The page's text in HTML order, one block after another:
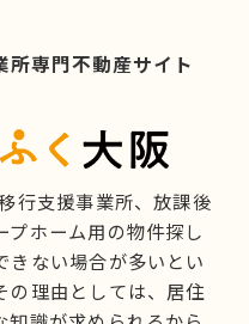
所専門不動産サイト
行支援事業所、放課後
ホーム用の物件探し
きない場合が多いとい
の理由としては、居住